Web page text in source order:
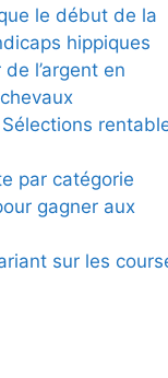
le début de la
hippiques
l’argent en
par catégorie
gagner aux
sur les